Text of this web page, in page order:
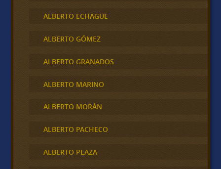
ALBERTO ECHAGÜE
ALBERTO GÓMEZ
ALBERTO GRANADOS
ALBERTO MARINO
ALBERTO MORÁN
ALBERTO PACHECO
ALBERTO PLAZA